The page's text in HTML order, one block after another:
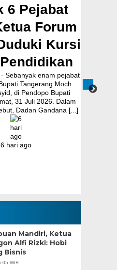
Ceplak–
Sepanjang
Bupati
Awasi
– Bupati Tangerang Moch.
melakukan peletakan
(Groundbreaking)
Jalan Ceplak–Penjamuran
Penjamuran–Kronjo, awal
acara tersebut, Bupati
Maesyal [...]
Mandiri, Ketua
Alfi Rizki: Hobi
Bisnis
WIB